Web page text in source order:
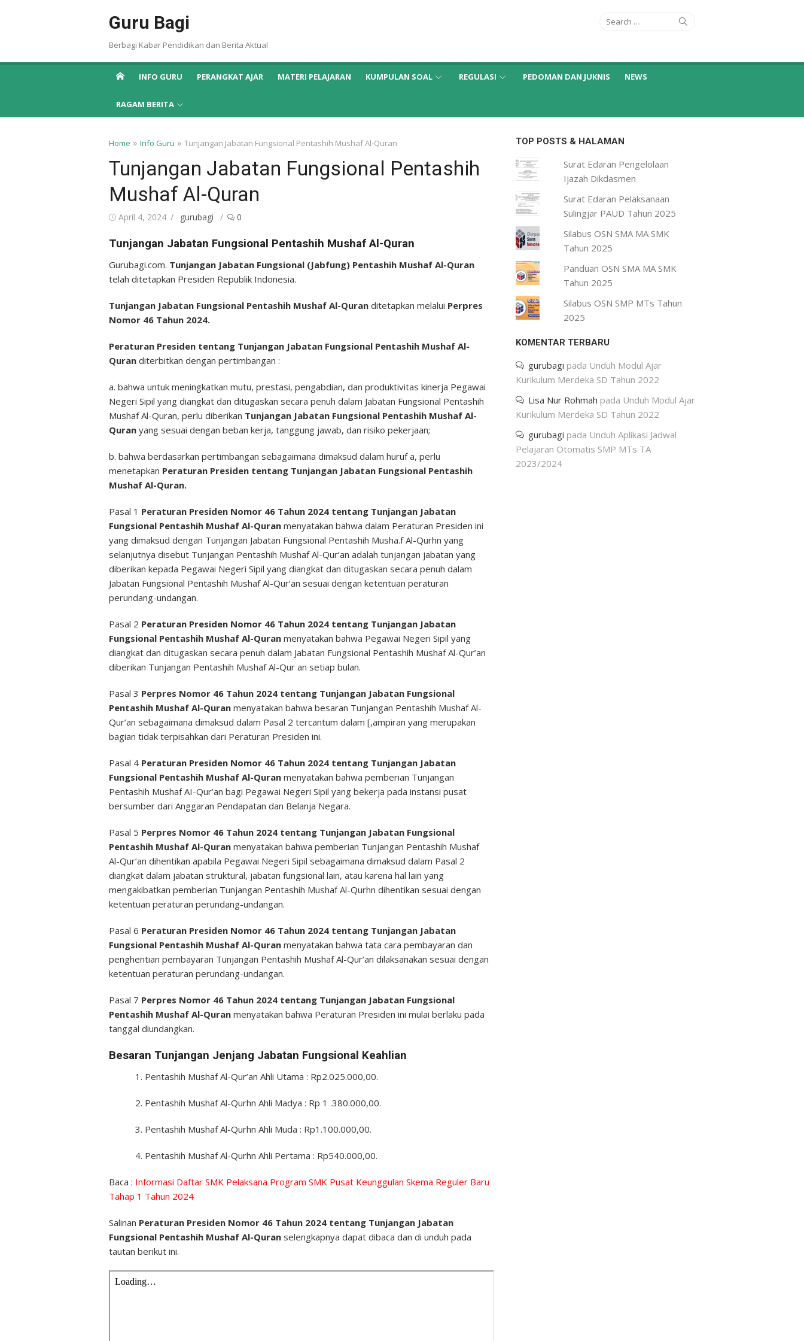
Guru Bagi
Berbagi Kabar Pendidikan dan Berita Aktual
Search
INFO GURU PERANGKAT AJAR MATERI PELAJARAN KUMPULAN SOAL REGULASI PEDOMAN DAN JUKNIS NEWS
RAGAM BERITA
Home » Info Guru » Tunjangan Jabatan Fungsional Pentashih Mushaf Al-Quran
Tunjangan Jabatan Fungsional Pentashih
Mushaf Al-Quran
Posted
April 4, 2024 Author
gurubagi 0
Tunjangan Jabatan Fungsional Pentashih Mushaf Al-Quran
Gurubagi.com. Tunjangan Jabatan Fungsional (Jabfung) Pentashih Mushaf Al-Quran
telah ditetapkan Presiden Republik Indonesia.
Tunjangan Jabatan Fungsional Pentashih Mushaf Al-Quran ditetapkan melalui Perpres
Nomor 46 Tahun 2024.
Peraturan Presiden tentang Tunjangan Jabatan Fungsional Pentashih Mushaf Al-
Quran diterbitkan dengan pertimbangan :
a. bahwa untuk meningkatkan mutu, prestasi, pengabdian, dan produktivitas kinerja Pegawai
Negeri Sipil yang diangkat dan ditugaskan secara penuh dalam Jabatan Fungsional Pentashih
Mushaf Al-Quran, perlu diberikan Tunjangan Jabatan Fungsional Pentashih Mushaf Al-
Quran yang sesuai dengan beban kerja, tanggung jawab, dan risiko pekerjaan;
b. bahwa berdasarkan pertimbangan sebagaimana dimaksud dalam huruf a, perlu
menetapkan Peraturan Presiden tentang Tunjangan Jabatan Fungsional Pentashih
Mushaf Al-Quran.
Pasal 1 Peraturan Presiden Nomor 46 Tahun 2024 tentang Tunjangan Jabatan
Fungsional Pentashih Mushaf Al-Quran menyatakan bahwa dalam Peraturan Presiden ini
yang dimaksud dengan Tunjangan Jabatan Fungsional Pentashih Musha.f Al-Qurhn yang
selanjutnya disebut Tunjangan Pentashih Mushaf Al-Qur’an adalah tunjangan jabatan yang
diberikan kepada Pegawai Negeri Sipil yang diangkat dan ditugaskan secara penuh dalam
Jabatan Fungsional Pentashih Mushaf Al-Qur’an sesuai dengan ketentuan peraturan
perundang-undangan.
Pasal 2 Peraturan Presiden Nomor 46 Tahun 2024 tentang Tunjangan Jabatan
Fungsional Pentashih Mushaf Al-Quran menyatakan bahwa Pegawai Negeri Sipil yang
diangkat dan ditugaskan secara penuh dalam Jabatan Fungsional Pentashih Mushaf Al-Qur’an
diberikan Tunjangan Pentashih Mushaf Al-Qur an setiap bulan.
Pasal 3 Perpres Nomor 46 Tahun 2024 tentang Tunjangan Jabatan Fungsional
Pentashih Mushaf Al-Quran menyatakan bahwa besaran Tunjangan Pentashih Mushaf Al-
Qur’an sebagaimana dimaksud dalam Pasal 2 tercantum dalam [,ampiran yang merupakan
bagian tidak terpisahkan dari Peraturan Presiden ini.
Pasal 4 Peraturan Presiden Nomor 46 Tahun 2024 tentang Tunjangan Jabatan
Fungsional Pentashih Mushaf Al-Quran menyatakan bahwa pemberian Tunjangan
Pentashih Mushaf AI-Qur’an bagi Pegawai Negeri Sipil yang bekerja pada instansi pusat
bersumber dari Anggaran Pendapatan dan Belanja Negara.
Pasal 5 Perpres Nomor 46 Tahun 2024 tentang Tunjangan Jabatan Fungsional
Pentashih Mushaf Al-Quran menyatakan bahwa pemberian Tunjangan Pentashih Mushaf
Al-Qur’an dihentikan apabila Pegawai Negeri Sipil sebagaimana dimaksud dalam Pasal 2
diangkat dalam jabatan struktural, jabatan fungsional lain, atau karena hal lain yang
mengakibatkan pemberian Tunjangan Pentashih Mushaf Al-Qurhn dihentikan sesuai dengan
ketentuan peraturan perundang-undangan.
Pasal 6 Peraturan Presiden Nomor 46 Tahun 2024 tentang Tunjangan Jabatan
Fungsional Pentashih Mushaf Al-Quran menyatakan bahwa tata cara pembayaran dan
penghentian pembayaran Tunjangan Pentashih Mushaf Al-Qur’an dilaksanakan sesuai dengan
ketentuan peraturan perundang-undangan.
Pasal 7 Perpres Nomor 46 Tahun 2024 tentang Tunjangan Jabatan Fungsional
Pentashih Mushaf Al-Quran menyatakan bahwa Peraturan Presiden ini mulai berlaku pada
tanggal diundangkan.
Besaran Tunjangan Jenjang Jabatan Fungsional Keahlian
Pentashih Mushaf Al-Qur’an Ahli Utama : Rp2.025.000,00.
Pentashih Mushaf Al-Qurhn Ahli Madya : Rp 1 .380.000,00.
Pentashih Mushaf Al-Qurhn Ahli Muda : Rp1.100.000,00.
Pentashih Mushaf Al-Qurhn Ahli Pertama : Rp540.000,00.
Baca : Informasi Daftar SMK Pelaksana Program SMK Pusat Keunggulan Skema Reguler Baru
Tahap 1 Tahun 2024
Salinan Peraturan Presiden Nomor 46 Tahun 2024 tentang Tunjangan Jabatan
Fungsional Pentashih Mushaf Al-Quran selengkapnya dapat dibaca dan di unduh pada
tautan berikut ini.
TOP POSTS & HALAMAN
Surat Edaran Pengelolaan
Ijazah Dikdasmen
Surat Edaran Pelaksanaan
Sulingjar PAUD Tahun 2025
Silabus OSN SMA MA SMK
Tahun 2025
Panduan OSN SMA MA SMK
Tahun 2025
Silabus OSN SMP MTs Tahun
2025
KOMENTAR TERBARU
gurubagi pada Unduh Modul Ajar
Kurikulum Merdeka SD Tahun 2022
Lisa Nur Rohmah pada Unduh Modul Ajar
Kurikulum Merdeka SD Tahun 2022
gurubagi pada Unduh Aplikasi Jadwal
Pelajaran Otomatis SMP MTs TA
2023/2024